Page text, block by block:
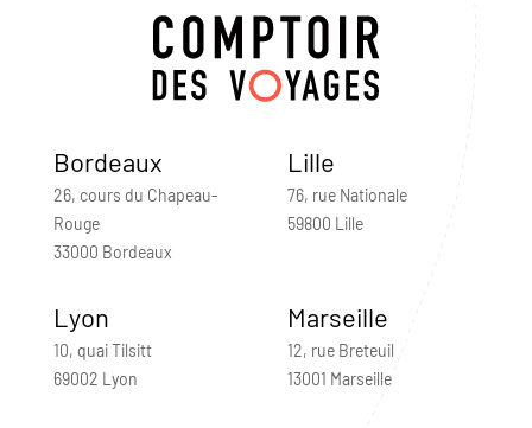
Bordeaux
26, cours du Chapeau-
Rouge
33000 Bordeaux
Lille
76, rue Nationale
59800 Lille
Lyon
10, quai Tilsitt
69002 Lyon
Marseille
12, rue Breteuil
13001 Marseille